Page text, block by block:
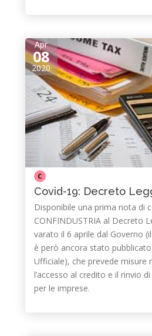
Apr
08
2020
C
Covid-19: Decreto
Disponibile una prima nota di
CONFINDUSTRIA al Decreto
varato il 6 aprile dal Governo
è però ancora stato
Ufficiale), che prevede misure
l’accesso al credito e il rinvio
per le imprese.